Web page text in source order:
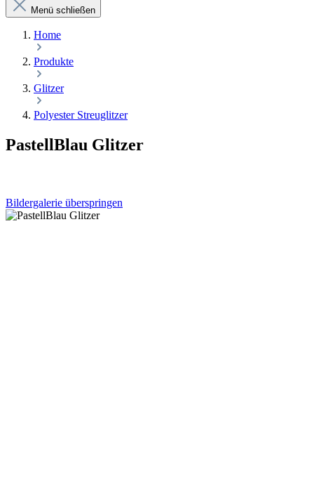
Menü schließen
Home
Produkte
Glitzer
Polyester Streuglitzer
PastellBlau Glitzer
Bildergalerie überspringen